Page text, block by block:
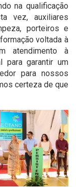
na qualificação
vez, auxiliares
porteiros e
voltada à
atendimento à
para garantir um
para nossos
certeza de que